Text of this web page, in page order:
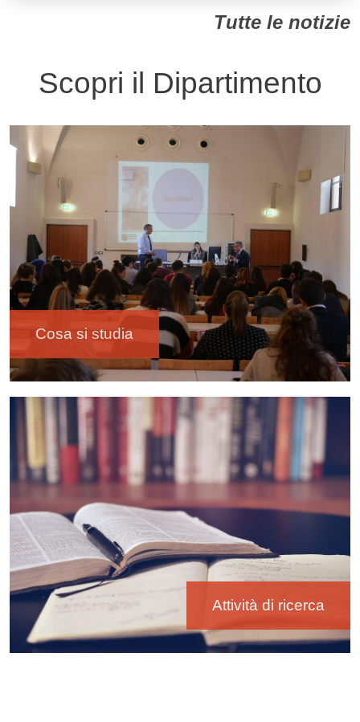
Tutte le notizie
Scopri il Dipartimento
Immagine
Cosa si studia
Immagine
Attività di ricerca